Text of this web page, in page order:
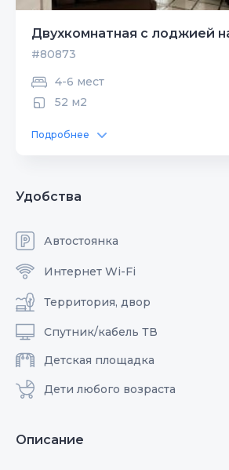
Двухкомнатная с лоджией
#80873
4-6 мест
52 м2
Подробнее
Удобства
Автостоянка
Интернет Wi-Fi
Территория, двор
Спутник/кабель ТВ
Детская площадка
Дети любого возраста
Описание